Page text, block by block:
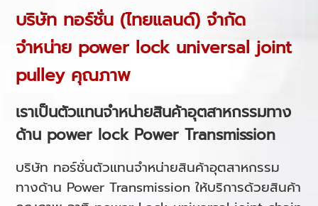
บริษัท ทอร์ชั่น (ไทยแลนด์) จำกัด
จำหน่าย power lockuniversal joint
pulley คุณภาพ
เราเป็นตัวแทนจำหน่ายสินค้าอุตสาหกรรมทาง
ด้าน power lockPower Transmission
บริษัท ทอร์ชั่นตัวแทนจำหน่ายสินค้าอุตสาหกรรม
ทางด้าน Power Transmission ให้บริการด้วยสินค้า